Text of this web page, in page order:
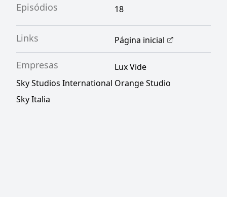
Episódios 18
Links Página inicial
Empresas
Lux Vide
Sky Studios International Orange Studio
Sky Italia